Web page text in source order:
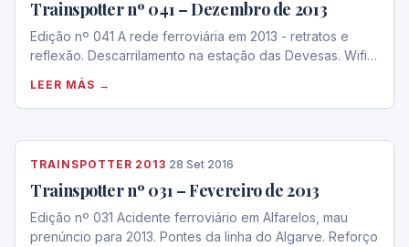
Trainspotter nº 041 – Dezembro de 2013
Edição nº 041 A rede ferroviária em 2013 - retratos e
reflexão. Descarrilamento na estação das Devesas. Wifi…
LEER MÁS →
TRAINSPOTTER 2013·28 Set 2016
Trainspotter nº 031 – Fevereiro de 2013
Edição nº 031 Acidente ferroviário em Alfarelos, mau
prenúncio para 2013. Pontes da linha do Algarve. Reforço